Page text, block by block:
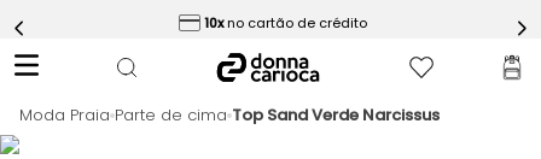
10x no cartão de crédito
Moda Praia Parte de cima Top Sand Verde Narcissus
Conjunto
7º Challenge Azul